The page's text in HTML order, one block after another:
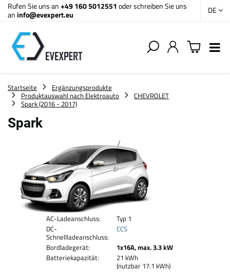
Rufen Sie uns an+49 160 5012551 oder schreiben Sie uns
aninfo@evexpert.eu DE
Startseite
Ergänzungsprodukte
Produktauswahl nach Elektroauto
CHEVROLET
Spark (2016 - 2017)
Spark
AC-Ladeanschluss:
Typ 1
DC-
Schnellladeanschluss:
CCS
Bordladegerät:
1x16A, max. 3.3 kW
Batteriekapazität:
21 kWh
(nutzbar 17.1 kWh)